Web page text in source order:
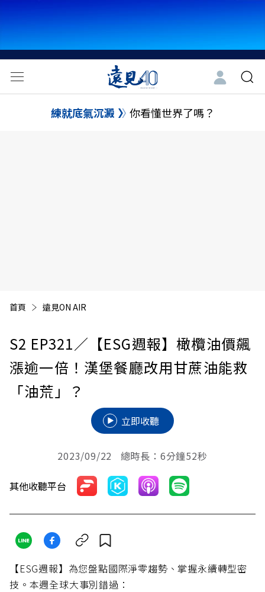
練就底氣沉澱 你看懂世界了嗎？
首頁 遠見ON AIR
S2 EP321／【ESG週報】橄欖油價飆
漲逾一倍！漢堡餐廳改用甘蔗油能救
「油荒」？
立即收聽
2023/09/22 總時長：6分鐘52秒
其他收聽平台
【ESG週報】為您盤點國際淨零趨勢、掌握永續轉型密
技。本週全球大事別錯過：